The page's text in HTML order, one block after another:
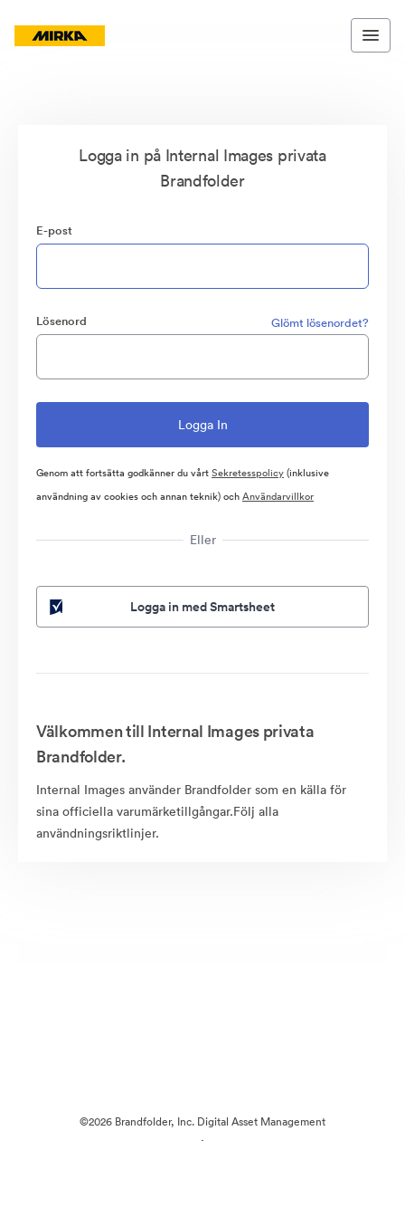
Logga in på Internal Images privata
Brandfolder
E-post
Lösenord Glömt lösenordet?
Genom att fortsätta godkänner du vårtSekretesspolicy(inklusive
användning av cookies och annan teknik) ochAnvändarvillkor
Eller
Logga in med Smartsheet
Välkommen till Internal Images privata
Brandfolder.
Internal Images använder Brandfolder som en källa för
sina officiella varumärketillgångar.Följ alla
användningsriktlinjer.
©2026 Brandfolder, Inc. Digital Asset Management
·